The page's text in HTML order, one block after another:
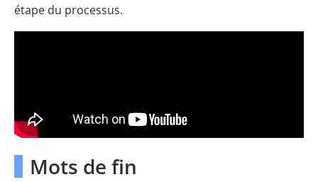
étape du processus.
Mots de fin